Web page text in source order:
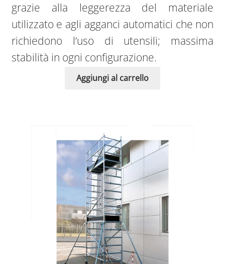
grazie alla leggerezza del materiale
utilizzato e agli agganci automatici che non
richiedono l’uso di utensili; massima
stabilità in ogni configurazione.
Aggiungi al carrello